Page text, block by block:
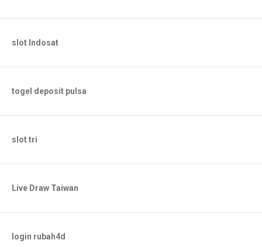
slot Indosat
togel deposit pulsa
slot tri
Live Draw Taiwan
login rubah4d